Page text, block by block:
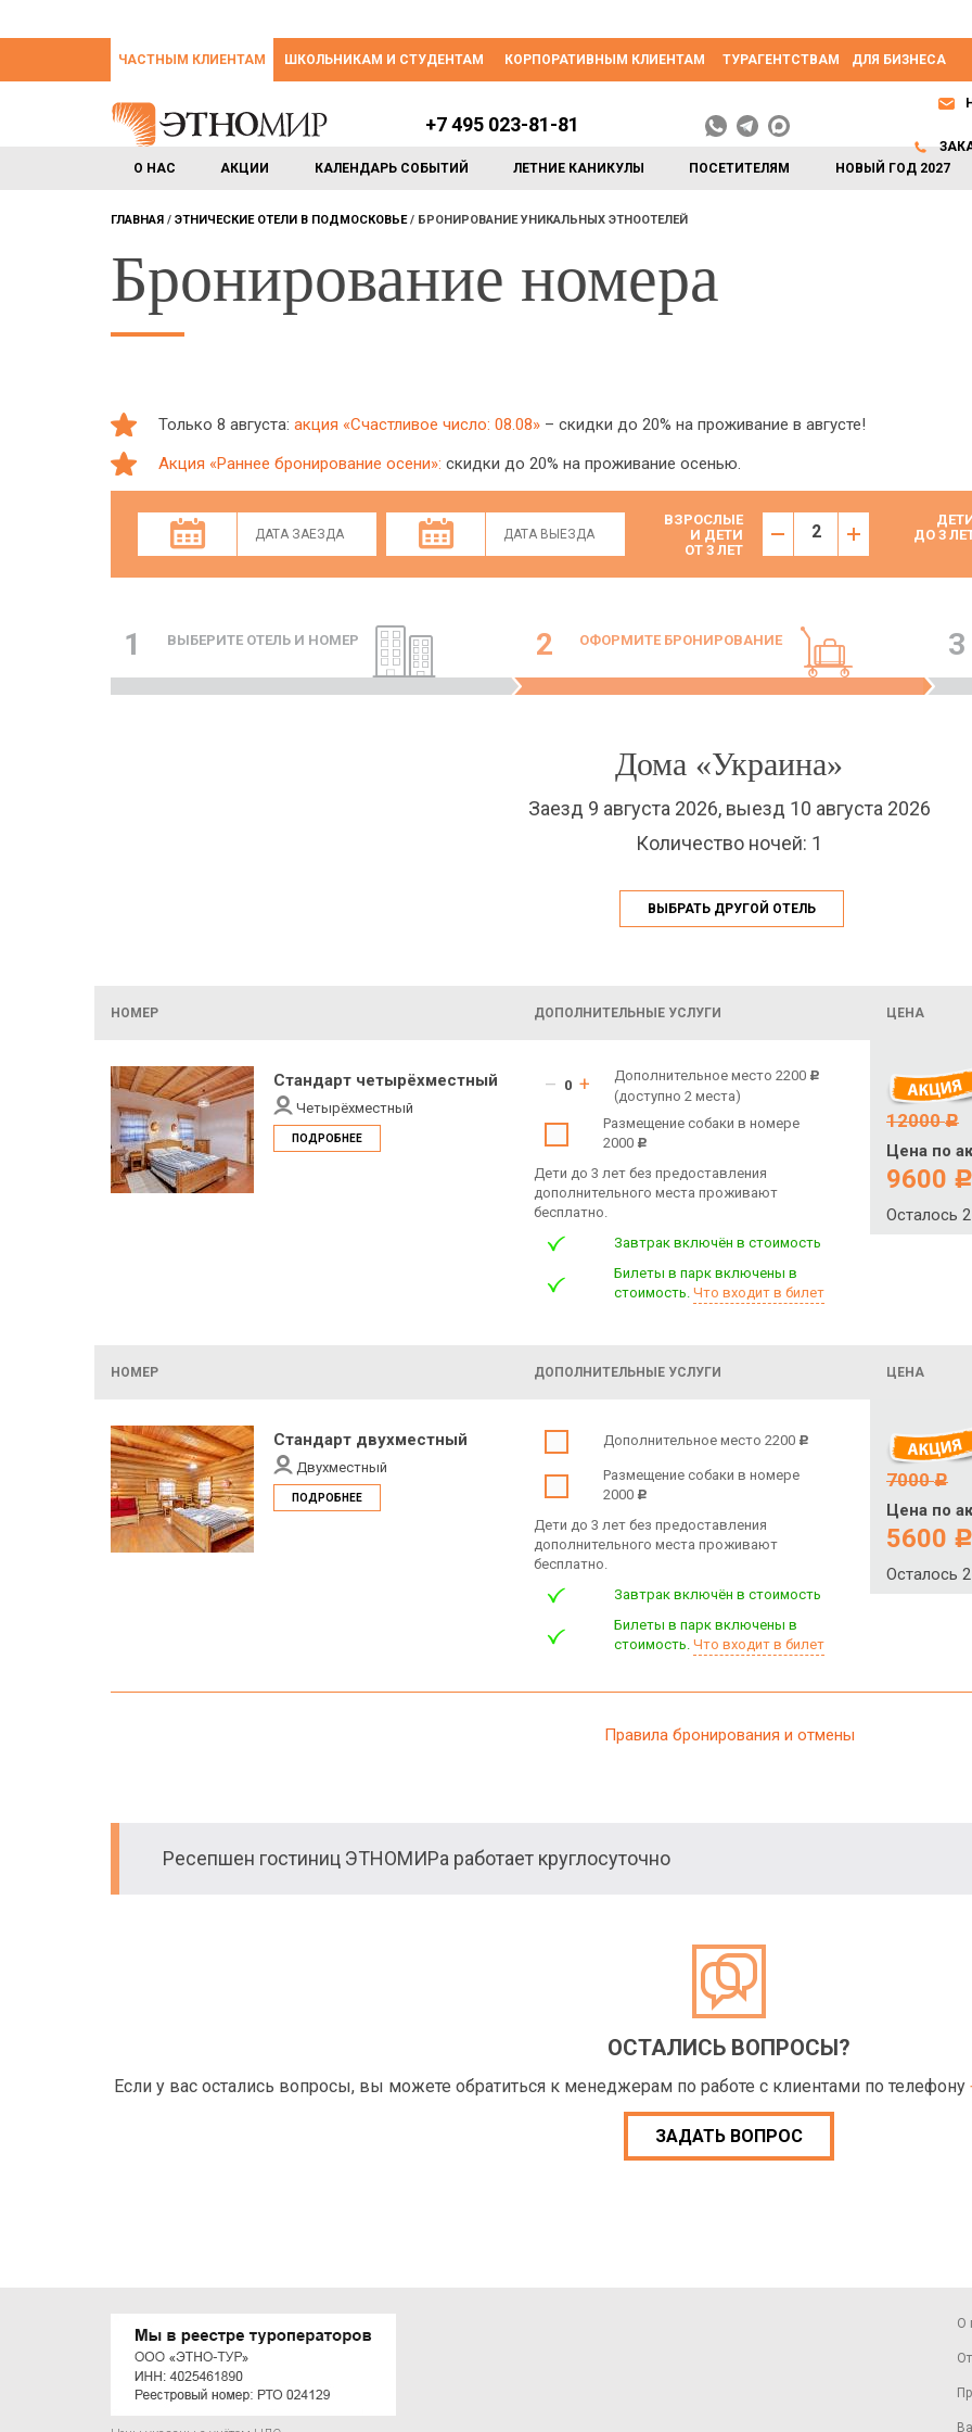
ЧАСТНЫМ КЛИЕНТАМ ШКОЛЬНИКАМ И СТУДЕНТАМ КОРПОРАТИВНЫМ КЛИЕНТАМ ТУРАГЕНТСТВАМ ДЛЯ БИЗНЕСА
О НАС АКЦИИ КАЛЕНДАРЬ СОБЫТИЙ ЛЕТНИЕ КАНИКУЛЫ ПОСЕТИТЕЛЯМ НОВЫЙ ГОД 2027
+7 495 023-81-81
ГЛАВНАЯ ЭТНИЧЕСКИЕ ОТЕЛИ В ПОДМОСКОВЬЕ БРОНИРОВАНИЕ УНИКАЛЬНЫХ ЭТНООТЕЛЕЙ
Бронирование номера
Только 8 августа: акция «Счастливое число: 08.08» – скидки до 20% на проживание в августе!
Акция «Раннее бронирование осени»: скидки до 20% на проживание осенью.
ВЗРОСЛЫЕ
И ДЕТИ
ОТ 3 ЛЕТ
ДО 3
1 ВЫБЕРИТЕ ОТЕЛЬ И НОМЕР 2 ОФОРМИТЕ БРОНИРОВАНИЕ 3
Дома «Украина»
Заезд 9 августа 2026, выезд 10 августа 2026
Количество ночей: 1
ВЫБРАТЬ ДРУГОЙ ОТЕЛЬ
НОМЕР ДОПОЛНИТЕЛЬНЫЕ УСЛУГИ ЦЕНА
Стандарт четырёхместный
Четырёхместный
ПОДРОБНЕЕ
– + Дополнительное место 2200 c
(доступно 2 места)
Размещение собаки в номере
2000 c
Дети до 3 лет без предоставления
дополнительного места проживают
бесплатно.
Завтрак включён в стоимость
Билеты в парк включены в
стоимость. Что входит в билет
12000 c
Цена по
9600 c
Осталось
НОМЕР ДОПОЛНИТЕЛЬНЫЕ УСЛУГИ ЦЕНА
Стандарт двухместный
Двухместный
ПОДРОБНЕЕ
Дополнительное место 2200 c
Размещение собаки в номере
2000 c
Дети до 3 лет без предоставления
дополнительного места проживают
бесплатно.
Завтрак включён в стоимость
Билеты в парк включены в
стоимость. Что входит в билет
7000 c
Цена по
5600 c
Осталось
Правила бронирования и отмены
Ресепшен гостиниц ЭТНОМИРа работает круглосуточно
ОСТАЛИСЬ ВОПРОСЫ?
Если у вас остались вопросы, вы можете обратиться к менеджерам по работе с клиентами по телефону
ЗАДАТЬ ВОПРОС
О